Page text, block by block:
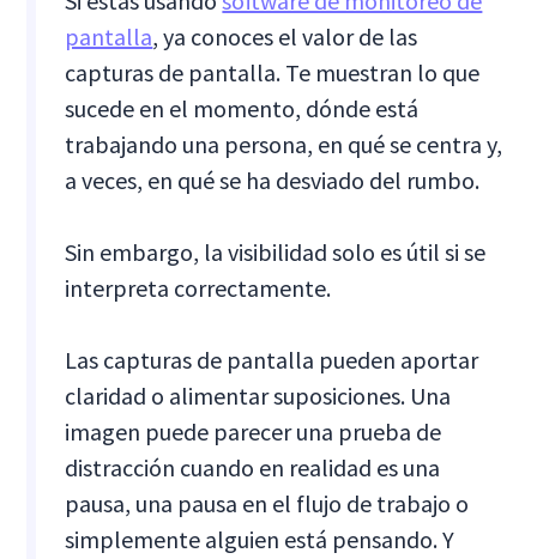
pantalla, ya conoces el valor de las
capturas de pantalla. Te muestran lo que
sucede en el momento, dónde está
trabajando una persona, en qué se centra y,
a veces, en qué se ha desviado del rumbo.
Sin embargo, la visibilidad solo es útil si se
interpreta correctamente.
Las capturas de pantalla pueden aportar
claridad o alimentar suposiciones. Una
imagen puede parecer una prueba de
distracción cuando en realidad es una
pausa, una pausa en el flujo de trabajo o
simplemente alguien está pensando. Y